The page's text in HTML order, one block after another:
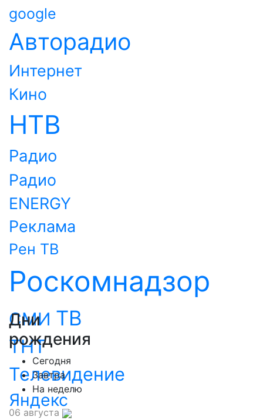
google
Авторадио
Интернет
Кино
НТВ
Радио
Радио
ENERGY
Реклама
Рен ТВ
Роскомнадзор
СМИ ТВ
ТНТ
Телевидение
Яндекс
Дни
рождения
Сегодня
Завтра
На неделю
06 августа